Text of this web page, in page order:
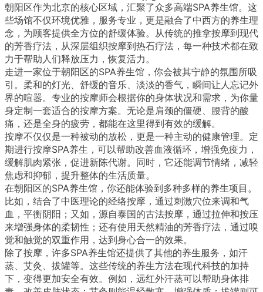
朝阳区作为北京的核心区域，汇聚了众多高端SPA养生馆。这
些场馆不仅环境优雅，服务专业，更是融合了中西方的养生理
念，为顾客提供全方位的舒缓体验。从传统的推拿按摩到现代
的芳香疗法，从深层组织按摩到热石疗法，每一种技术都在致
力于帮助人们释放压力，恢复活力。
走进一家位于朝阳区的SPA养生馆，你会被其宁静的氛围所吸
引。柔和的灯光、舒缓的音乐、淡淡的香气，瞬间让人忘记外
界的喧嚣。专业的按摩师会根据你的身体状况和需求，为你量
身定制一套适合的按摩方案。无论是肩颈的僵硬、腰背的酸
痛，还是全身的疲劳，都能在这里得到有效的缓解。
按摩不仅仅是一种被动的放松，更是一种主动的健康管理。定
期进行按摩SPA养生，可以帮助改善血液循环，增强免疫力，
缓解肌肉紧张，促进新陈代谢。同时，它还能调节情绪，减轻
焦虑和抑郁，提升整体的生活质量。
在朝阳区的SPA养生馆，你还能体验到多种多样的养生项目。
比如，结合了中医理论的经络按摩，通过刺激穴位来调和气
血，平衡阴阳；又如，源自泰国的古法按摩，通过拉伸和按压
来增强身体的柔韧性；还有使用天然精油的芳香疗法，通过嗅
觉和触觉的双重作用，达到身心合一的效果。
除了按摩，许多SPA养生馆还提供了其他的养生服务，如汗
蒸、艾灸、拔罐等。这些传统的养生方法在现代科技的加持
下，变得更加安全有效。例如，远红外汗蒸可以帮助身体排